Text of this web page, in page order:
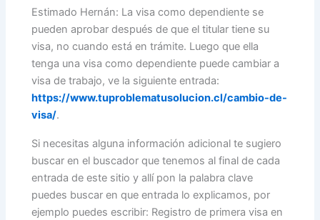
Estimado Hernán: La visa como dependiente se
pueden aprobar después de que el titular tiene su
visa, no cuando está en trámite. Luego que ella
tenga una visa como dependiente puede cambiar a
visa de trabajo, ve la siguiente entrada:
https://www.tuproblematusolucion.cl/cambio-de-
visa/.
Si necesitas alguna información adicional te sugiero
buscar en el buscador que tenemos al final de cada
entrada de este sitio y allí pon la palabra clave
puedes buscar en que entrada lo explicamos, por
ejemplo puedes escribir: Registro de primera visa en